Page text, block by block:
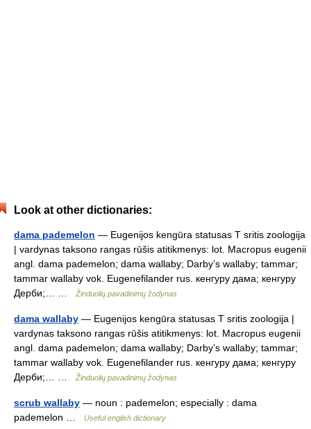
Look at other dictionaries:
dama pademelon — Eugenijos kengūra statusas T sritis zoologija
| vardynas taksono rangas rūšis atitikmenys: lot. Macropus eugenii
angl. dama pademelon; dama wallaby; Darby’s wallaby; tammar;
tammar wallaby vok. Eugenefilander rus. кенгуру дама; кенгуру
Дерби;… …
Žinduolių pavadinimų žodynas
dama wallaby — Eugenijos kengūra statusas T sritis zoologija |
vardynas taksono rangas rūšis atitikmenys: lot. Macropus eugenii
angl. dama pademelon; dama wallaby; Darby’s wallaby; tammar;
tammar wallaby vok. Eugenefilander rus. кенгуру дама; кенгуру
Дерби;… …
Žinduolių pavadinimų žodynas
scrub wallaby — noun : pademelon; especially : dama
pademelon …
Useful english dictionary